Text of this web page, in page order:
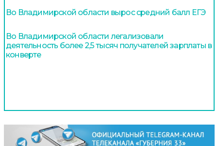
Во Владимирской области вырос средний балл ЕГЭ
Во Владимирской области легализовали
деятельность более 2,5 тысяч получателей зарплаты в
конверте